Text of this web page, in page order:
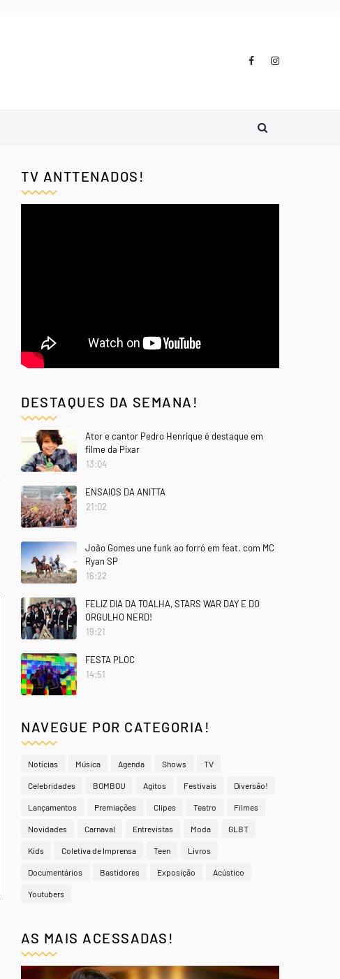
TV ANTTENADOS!
DESTAQUES DA SEMANA!
Ator e cantor Pedro Henrique é destaque em
filme da Pixar
13:04
ENSAIOS DA ANITTA
21:02
João Gomes une funk ao forró em feat. com MC
Ryan SP
16:22
FELIZ DIA DA TOALHA, STARS WAR DAY E DO
ORGULHO NERD!
19:21
FESTA PLOC
14:51
NAVEGUE POR CATEGORIA!
Notícias Música Agenda Shows TV
Celebridades BOMBOU Agitos Festivais Diversão!
Lançamentos Premiações Clipes Teatro Filmes
Novidades Carnaval Entrevistas Moda GLBT
Kids Coletiva de Imprensa Teen Livros
Documentários Bastidores Exposição Acústico
Youtubers
AS MAIS ACESSADAS!